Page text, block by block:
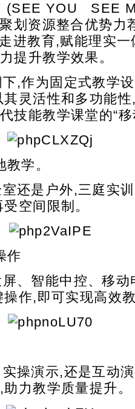
(SEE YOU SEE
划资源整合优势力
进教育,赋能理实
提升教学效果。
,作为固定式教学
其灵活性和多功能
技能教学课堂的“
学。
还是户外,三庭实
空间限制。
作
、智能中控、移
作,即可实现高效
操演示,还是互动
力教学质量提升。